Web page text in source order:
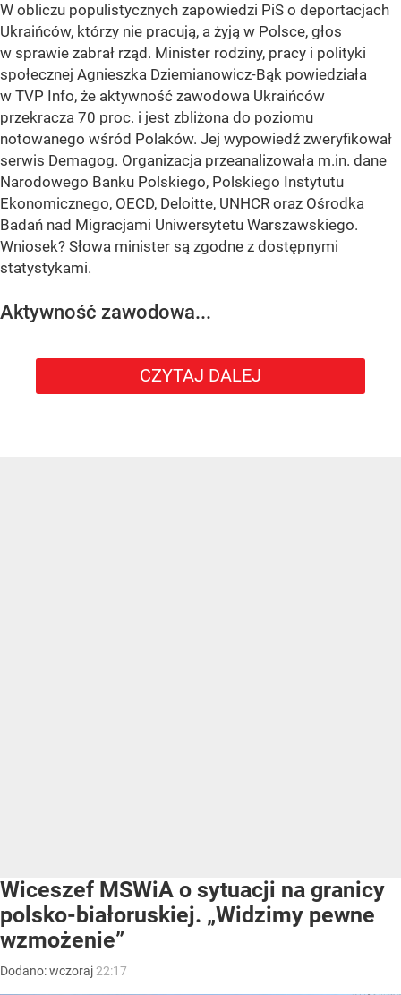
W obliczu populistycznych zapowiedzi PiS o deportacjach
Ukraińców, którzy nie pracują, a żyją w Polsce, głos
w sprawie zabrał rząd. Minister rodziny, pracy i polityki
społecznej Agnieszka Dziemianowicz-Bąk powiedziała
w TVP Info, że aktywność zawodowa Ukraińców
przekracza 70 proc. i jest zbliżona do poziomu
notowanego wśród Polaków. Jej wypowiedź zweryfikował
serwis Demagog. Organizacja przeanalizowała m.in. dane
Narodowego Banku Polskiego, Polskiego Instytutu
Ekonomicznego, OECD, Deloitte, UNHCR oraz Ośrodka
Badań nad Migracjami Uniwersytetu Warszawskiego.
Wniosek? Słowa minister są zgodne z dostępnymi
statystykami.
Aktywność zawodowa...
CZYTAJ DALEJ
Wiceszef MSWiA o sytuacji na granicy
polsko-białoruskiej. „Widzimy pewne
wzmożenie”
Dodano:wczoraj 22:17